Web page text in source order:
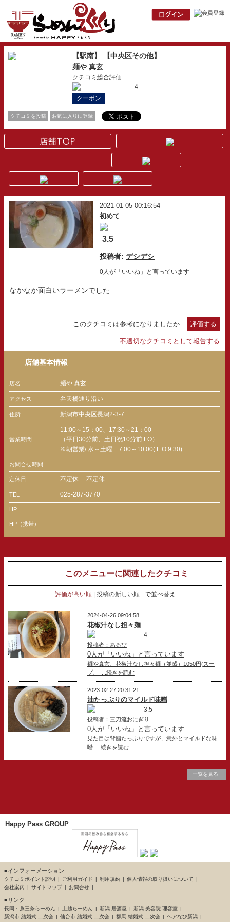
【駅南】 【中央区その他】
麺や 真玄
クチコミ総合評価
4
クーポン
クチコミを投稿 お気に入りに登録
2021-01-05 00:16:54
初めて
3.5
投稿者:デシデシ
0人が「いいね」と言っています
なかなか面白いラーメンでした
このクチコミは参考になりましたか 評価する
不適切なクチコミとして報告する
店舗基本情報
店名 麺や 真玄
アクセス 弁天橋通り沿い
住所 新潟市中央区長潟2-3-7
営業時間
11:00～15：00、17:30～21：00
（平日30分前、土日祝10分前 LO）
※朝営業/ 水～土曜 7:00～10:00( L.O.9:30)
お問合せ時間
定休日 不定休 不定休
TEL 025-287-3770
HP
HP（携帯）
このメニューに関連したクチコミ
評価が高い順 投稿の新しい順 で並べ替え
2024-04-26 09:04:58
花椒汁なし担々麺
4
投稿者：あるび
0人が「いいね」と言っています
麺や真玄、花椒汁なし担々麺（並盛）1050円(スー
プ、 ...続きを読む
2023-02-27 20:31:21
油たっぷりのマイルド味噌
3.5
投稿者：三刀流おにぎり
0人が「いいね」と言っています
見た目は背脂たっぷりですが、意外とマイルドな味
噌 ...続きを読む
一覧を見る
Happy Pass GROUP
■インフォーメーション
クチコミポイント説明 ご利用ガイド 利用規約
個人情報の取り扱いについて
会社案内
サイトマップ お問合せ
■リンク
長岡・燕三条らーめん 上越らーめん 新潟 居酒屋
新潟 美容院 理容室
新潟市 結婚式 二次会
仙台市 結婚式 二次会 群馬 結婚式 二次会 ヘアなび新潟